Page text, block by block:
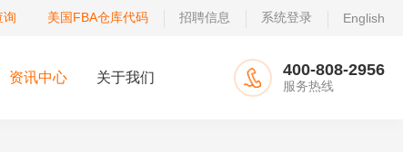
询 美国FBA仓库代码 招聘信息 系统登录 English
资讯中心 关于我们 400-808-2956
服务热线